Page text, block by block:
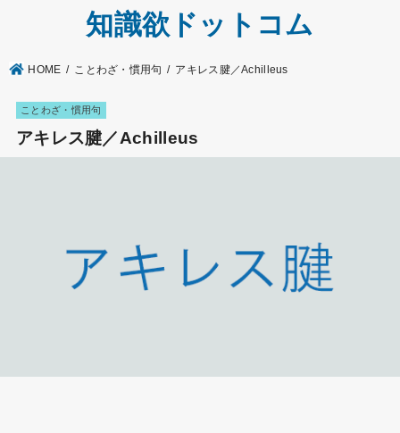
知識欲ドットコム
HOME ことわざ・慣用句 アキレス腱／Achilleus
ことわざ・慣用句
アキレス腱／Achilleus